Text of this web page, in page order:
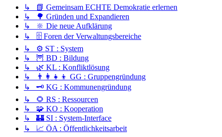
↳ 📗 Gemeinsam ECHTE Demokratie erlernen
↳ 🌳 Gründen und Expandieren
↳ 🔆 Die neue Aufklärung
↳ 🗄️ Foren der Verwaltungsbereiche
↳ ⚙️ ST : System
↳ 🦉 BD : Bildung
↳ 🌿 KL : Konfliktlösung
↳ 👨‍👩‍👧‍👦 GG : Gruppengründung
↳ 🗝️ KG : Kommunengründung
↳ 🌻 RS : Ressourcen
↳ 🧩 KO : Kooperation
↳ 🏰 SI : System-Interface
↳ 📈 ÖA : Öffentlichkeitsarbeit